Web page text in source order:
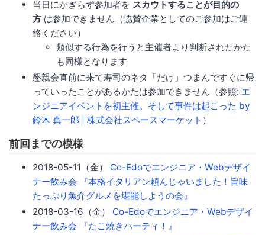
当日にかぎらず参加者を スカウトすることが目的の
方 は参加できません（協賛企業としてのご参加はご連
絡ください）
類似する行為を行うと主催者より判断されたかた
も同様となります
懇親会直前に来て寿司のネタ「だけ」つまんですぐに帰
っていったことがあるかたは参加できません（参照: エ
ンジニアイベントを初主催。そして事件は起こった by
鈴木 真一郎 | 株式会社スペースマーケット ）
前回までの模様
2018-05-11（金） Co-Edoでエンジニア・Webデザイ
ナー飲み会 『本格イタリアン頼んじゃいました！旨味
たっぷり魚介グルメを堪能しようの会』
2018-03-16（金） Co-Edoでエンジニア・Webデザイ
ナー飲み会 『たこ焼きパーティ！』